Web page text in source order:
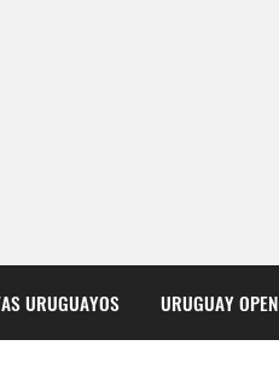
URUGUAYOS URUGUAY OPEN